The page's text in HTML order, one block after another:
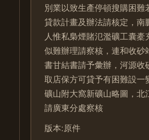
別業以致生產停頓搜購困
貸款計畫及辦法請核定，
人惟私梟煙賭氾濫礦工囊
似難辦理請察核，連和收
書甘結書請予彙辦，河源
取店保方可貸予有困難設
礦山附大窩新礦山略圖，
請廣東分處察核
版本:原件